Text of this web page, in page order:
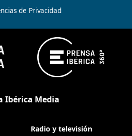
de Privacidad
Ibérica Media
Radio y televisión